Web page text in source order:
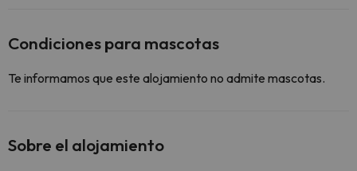
Condiciones para mascotas
Te informamos que este alojamiento no admite mascotas.
Sobre el alojamiento